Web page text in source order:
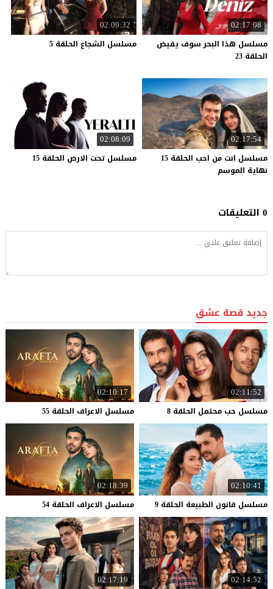
02:17:08
مسلسل هذا البحر سوف يفيض
الحلقة 23
02:09:32
مسلسل الشجاع الحلقة 5
02:17:54
مسلسل انت من احب الحلقة 15
نهاية الموسم
02:08:09
مسلسل تحت الارض الحلقة 15
0 التعليقات
جديد قصة عشق
02:11:52
مسلسل حب محتمل الحلقة 8
02:10:17
مسلسل الاعراف الحلقة 55
02:10:41
مسلسل قانون الطبيعة الحلقة 9
02:18:39
مسلسل الاعراف الحلقة 54
02:14:52
02:17:19